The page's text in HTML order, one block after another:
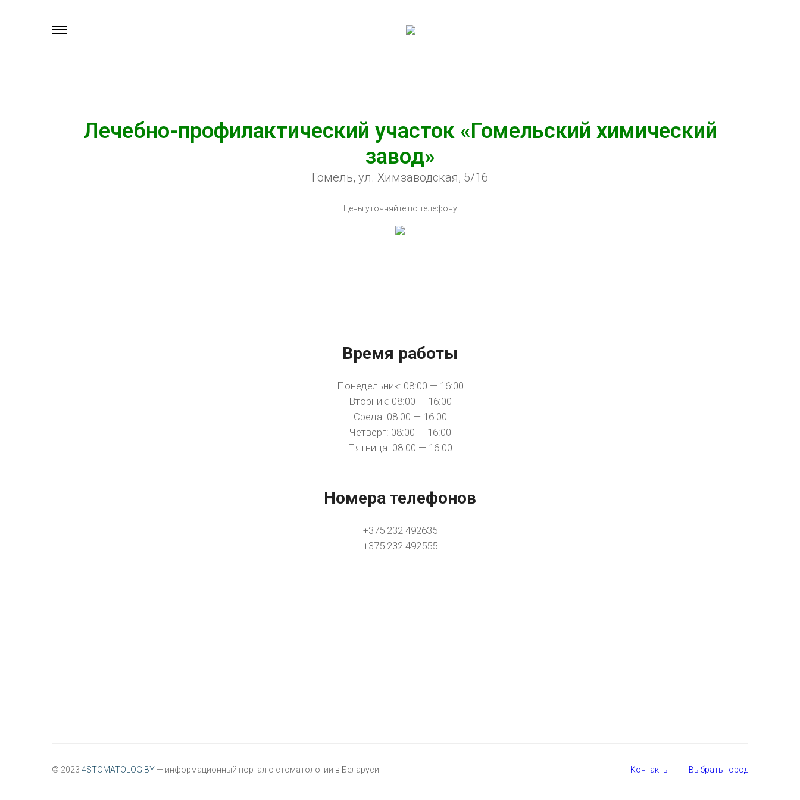
Лечебно-профилактический участок «Гомельский химический
завод»
Гомель, ул. Химзаводская, 5/16
Цены уточняйте по телефону
Время работы
Понедельник: 08:00 — 16:00
Вторник: 08:00 — 16:00
Среда: 08:00 — 16:00
Четверг: 08:00 — 16:00
Пятница: 08:00 — 16:00
Номера телефонов
+375 232 492635
+375 232 492555
© 2023 4STOMATOLOG.BY — информационный портал о стоматологии в Беларуси Контакты Выбрать город